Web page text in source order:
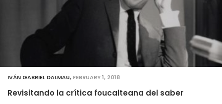
IVÁN GABRIEL DALMAU, FEBRUARY 1, 2018
Revisitando la crítica foucalteana del saber